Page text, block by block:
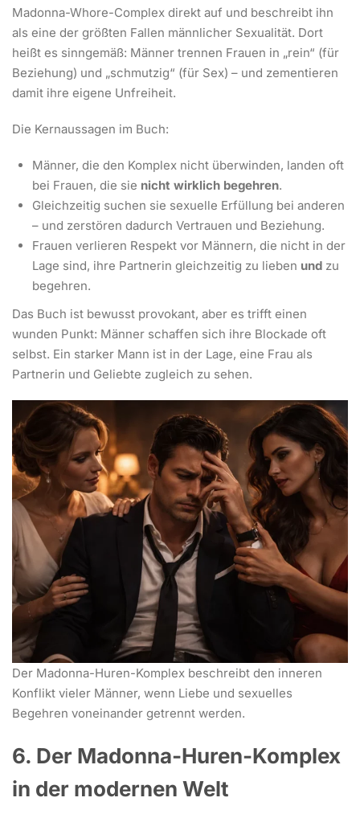
Madonna-Whore-Complex direkt auf und beschreibt ihn
als eine der größten Fallen männlicher Sexualität. Dort
heißt es sinngemäß: Männer trennen Frauen in „rein“ (für
Beziehung) und „schmutzig“ (für Sex) – und zementieren
damit ihre eigene Unfreiheit.
Die Kernaussagen im Buch:
Männer, die den Komplex nicht überwinden, landen oft
bei Frauen, die sie nicht wirklich begehren.
Gleichzeitig suchen sie sexuelle Erfüllung bei anderen
– und zerstören dadurch Vertrauen und Beziehung.
Frauen verlieren Respekt vor Männern, die nicht in der
Lage sind, ihre Partnerin gleichzeitig zu lieben und zu
begehren.
Das Buch ist bewusst provokant, aber es trifft einen
wunden Punkt: Männer schaffen sich ihre Blockade oft
selbst. Ein starker Mann ist in der Lage, eine Frau als
Partnerin und Geliebte zugleich zu sehen.
Der Madonna-Huren-Komplex beschreibt den inneren
Konflikt vieler Männer, wenn Liebe und sexuelles
Begehren voneinander getrennt werden.
6. Der Madonna-Huren-Komplex
in der modernen Welt